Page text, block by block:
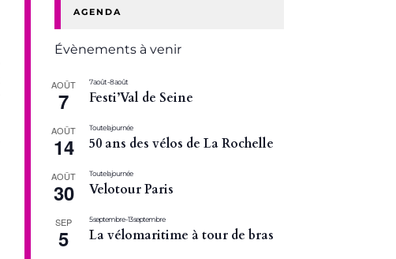
AGENDA
Évènements à venir
AOÛT
7
7 août-8 août
Festi’Val de Seine
AOÛT
14
Toute la journée
50 ans des vélos de La Rochelle
AOÛT
30
Toute la journée
Velotour Paris
SEP
5
5 septembre-13 septembre
La vélomaritime à tour de bras